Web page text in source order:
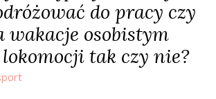
do pracy czy
wakacje osobistym
tak czy nie?